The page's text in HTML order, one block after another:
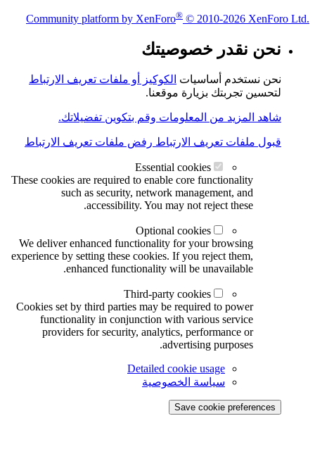
Community platform by XenForo® © 2010-2026 XenForo Ltd.
نحن نقدر خصوصيتك
نحن نستخدم أساسيات الكوكيز أو ملفات تعريف الارتباط
لتحسين تجربتك بزيارة موقعنا.
شاهد المزيد من المعلومات وقم بتكوين تفضيلاتك.
قبول ملفات تعريف الارتباط رفض ملفات تعريف الارتباط
Essential cookies
These cookies are required to enable core functionality
such as security, network management, and
accessibility. You may not reject these.
Optional cookies
We deliver enhanced functionality for your browsing
experience by setting these cookies. If you reject them,
enhanced functionality will be unavailable.
Third-party cookies
Cookies set by third parties may be required to power
functionality in conjunction with various service
providers for security, analytics, performance or
advertising purposes.
Detailed cookie usage
سياسة الخصوصية
Save cookie preferences